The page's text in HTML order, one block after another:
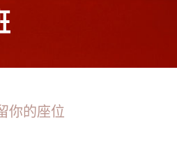
你的座位